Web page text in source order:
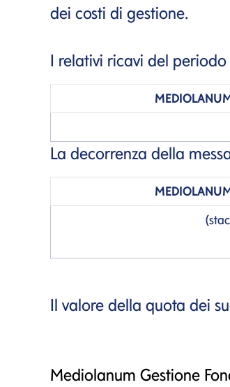
dei costi di gestione.
I relativi ricavi del
La decorrenza della
Il valore della quota dei
Mediolanum Gestione